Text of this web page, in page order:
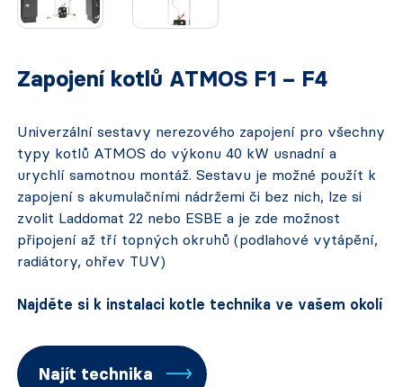
Zapojení kotlů ATMOS F1 – F4
Univerzální sestavy nerezového zapojení pro všechny
typy kotlů ATMOS do výkonu 40 kW usnadní a
urychlí samotnou montáž. Sestavu je možné použít k
zapojení s akumulačními nádržemi či bez nich, lze si
zvolit Laddomat 22 nebo ESBE a je zde možnost
připojení až tří topných okruhů (podlahové vytápění,
radiátory, ohřev TUV)
Najděte si k instalaci kotle technika ve vašem okolí
Najít technika